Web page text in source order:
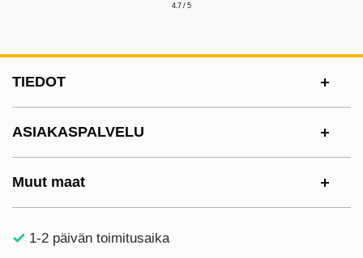
4.7 / 5
TIEDOT
ASIAKASPALVELU
Muut maat
1-2 päivän toimitusaika